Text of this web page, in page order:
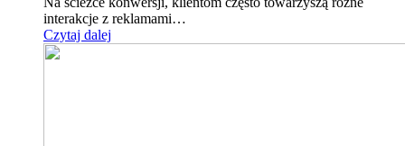
interakcje z reklamami…
Czytaj dalej